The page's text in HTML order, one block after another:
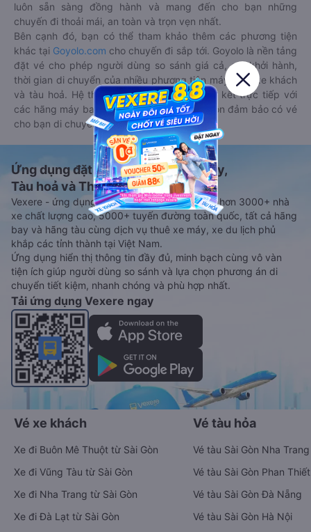
luôn sẵn sàng đồng hành và mang đến cho bạn những
chuyến đi thoải mái, an toàn và trọn vẹn nhất.
Bên cạnh đó, bạn có thể tham khảo thêm các phương tiện
khác tại Goyolo.com cho chuyến đi sắp tới. Goyolo là nền tảng
đặt vé cho phép người dùng so sánh giá cả, giờ khởi hành,
thời gian di chuyển của nhiều phương tiện máy bay, xe khách
và tàu hoả. Hệ thống của Goyolo được liên kết trực tiếp với
các hãng máy bay, xe khách và tàu hoả, luôn đảm bảo có vé
cho bạn di chuyển.
Ứng dụng đặt vé Xe khách, Máy bay,
Tàu hoả và Thuê xe
Vexere - ứng dụng đặt vé đa phương tiện với hơn 3000+ nhà
xe chất lượng cao, 5000+ tuyến đường toàn quốc, tất cả hãng
bay và hãng tàu cùng dịch vụ thuê xe máy, xe du lịch phủ
khắp các tỉnh thành tại Việt Nam.
Ứng dụng hiển thị thông tin đầy đủ, minh bạch cùng vô vàn
tiện ích giúp người dùng so sánh và lựa chọn phương án di
chuyển tiết kiệm, nhanh chóng và phù hợp nhất.
Tải ứng dụng Vexere ngay
Vé xe khách
Xe đi Buôn Mê Thuột từ Sài Gòn
Xe đi Vũng Tàu từ Sài Gòn
Xe đi Nha Trang từ Sài Gòn
Xe đi Đà Lạt từ Sài Gòn
Vé tàu hỏa
Vé tàu Sài Gòn Nha Trang
Vé tàu Sài Gòn Phan Thiết
Vé tàu Sài Gòn Đà Nẵng
Vé tàu Sài Gòn Hà Nội